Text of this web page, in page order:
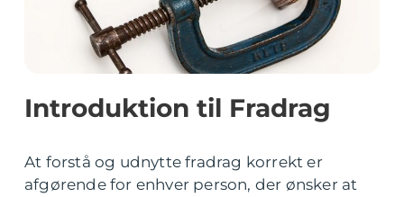
Introduktion til Fradrag
At forstå og udnytte fradrag korrekt er
afgørende for enhver person, der ønsker at